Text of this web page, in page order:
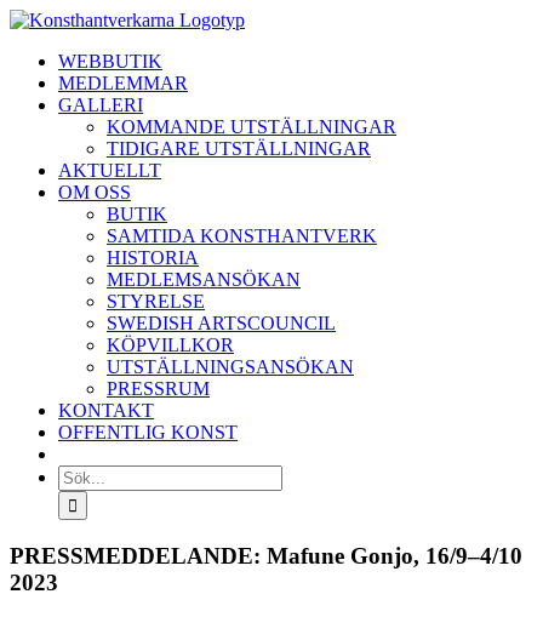
Fortsätt
innehålletWEBBUTIK
MEDLEMMAR
GALLERI
KOMMANDE UTSTÄLLNINGAR
TIDIGARE UTSTÄLLNINGAR
AKTUELLT
OM OSS
BUTIK
SAMTIDA KONSTHANTVERK
HISTORIA
MEDLEMSANSÖKAN
STYRELSE
SWEDISH ARTSCOUNCIL
KÖPVILLKOR
UTSTÄLLNINGSANSÖKAN
PRESSRUM
KONTAKT
OFFENTLIG KONST
Sök
efter:
PRESSMEDDELANDE: Mafune Gonjo, 16/9–4/10
2023